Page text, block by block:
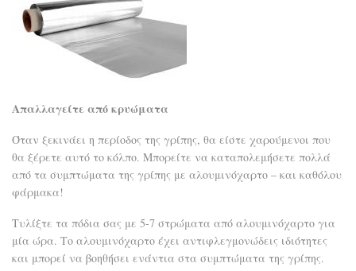
Απαλλαγείτε από κρυώματα
Όταν ξεκινάει η περίοδος της γρίπης, θα είστε χαρούμενοι που
θα ξέρετε αυτό το κόλπο. Μπορείτε να καταπολεμήσετε πολλά
από τα συμπτώματα της γρίπης με αλουμινόχαρτο – και καθόλου
φάρμακα!
Τυλίξτε τα πόδια σας με 5-7 στρώματα από αλουμινόχαρτο για
μία ώρα. Το αλουμινόχαρτο έχει αντιφλεγμονώδεις ιδιότητες
και μπορεί να βοηθήσει ενάντια στα συμπτώματα της γρίπης.